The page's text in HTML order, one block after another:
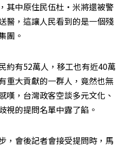
其中原住民伍杜‧米將還被警
醫，這讓人民看到的是一個殘
團。
約有52萬人，移工也有近40萬
重大貢獻的一群人，竟然也無
嘆，台灣政客空談多元文化、
視的提問名單中露了餡。
，會後記者會接受提問時，馬